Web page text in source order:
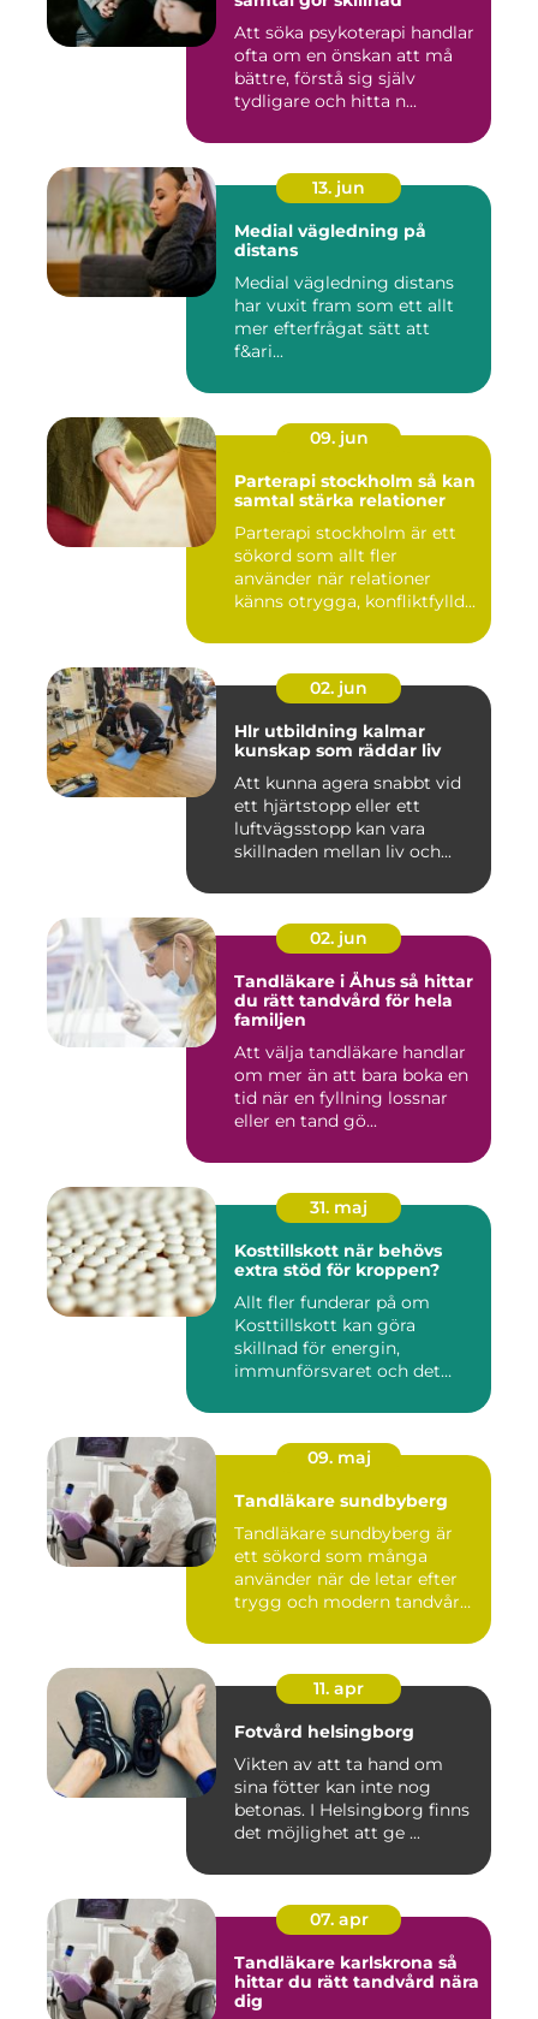
Att söka psykoterapi handlar
ofta om en önskan att må
bättre, förstå sig själv
tydligare och hitta n...
13. jun
Medial vägledning på
distans
Medial vägledning distans
har vuxit fram som ett allt
mer efterfrågat sätt att
f&ari...
09. jun
Parterapi stockholm så kan
samtal stärka relationer
Parterapi stockholm är ett
sökord som allt fler
använder när relationer
känns otrygga, konfliktfylld...
02. jun
Hlr utbildning kalmar
kunskap som räddar liv
Att kunna agera snabbt vid
ett hjärtstopp eller ett
luftvägsstopp kan vara
skillnaden mellan liv och...
02. jun
Tandläkare i Åhus så hittar
du rätt tandvård för hela
familjen
Att välja tandläkare handlar
om mer än att bara boka en
tid när en fyllning lossnar
eller en tand gö...
31. maj
Kosttillskott när behövs
extra stöd för kroppen?
Allt fler funderar på om
Kosttillskott kan göra
skillnad för energin,
immunförsvaret och det
09. maj
Tandläkare sundbyberg
Tandläkare sundbyberg är
ett sökord som många
använder när de letar efter
trygg och modern tandvård
11. apr
Fotvård helsingborg
Vikten av att ta hand om
sina fötter kan inte nog
betonas. I Helsingborg finns
det möjlighet att ge ...
07. apr
Tandläkare karlskrona så
hittar du rätt tandvård nära
dig